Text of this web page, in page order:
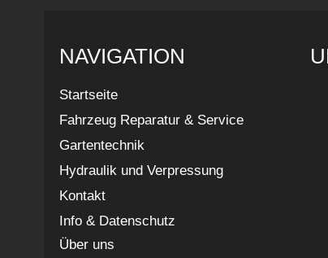
NAVIGATION
Startseite
Fahrzeug Reparatur & Service
Gartentechnik
Hydraulik und Verpressung
Kontakt
Info & Datenschutz
Über uns